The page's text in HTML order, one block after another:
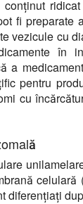
conținut
fi
vezicule cu
în
a
pentru
cu
diferențiați